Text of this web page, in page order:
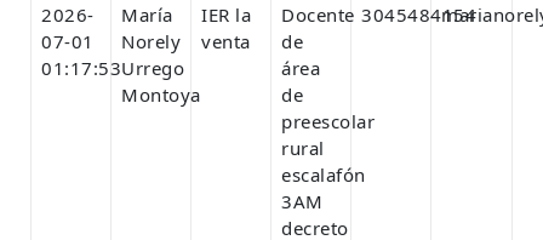
2026-
07-01
01:17:53
María
Norely
Urrego
Montoya
IER la
venta
Docente
de
área
de
preescolar
rural
escalafón
3AM
decreto
3045484154